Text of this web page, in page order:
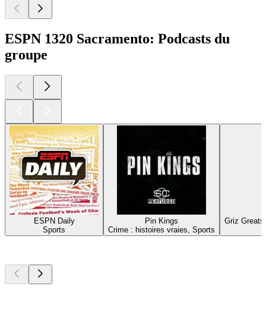
ESPN 1320 Sacramento: Podcasts du
groupe
ESPN Daily
Sports
Pin Kings
Crime : histoires vraies, Sports
Griz